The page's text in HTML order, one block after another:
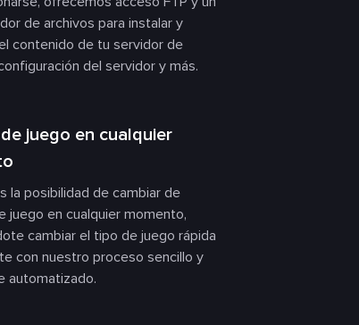
de archivos para instalar y
contenido de tu servidor de
del servidor y más.
juego en cualquier
la posibilidad de cambiar de
juego en cualquier momento,
cambiar el tipo de juego rápida
con nuestro proceso sencillo y
automatizado.